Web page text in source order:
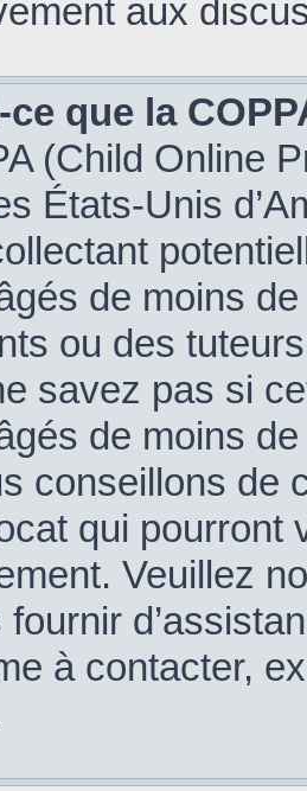
aux
ce que la
(Child Online
États-Unis
de moins
ou des
savez pas si
de moins
conseillons de
qui pourront
Veuillez
à contacter,